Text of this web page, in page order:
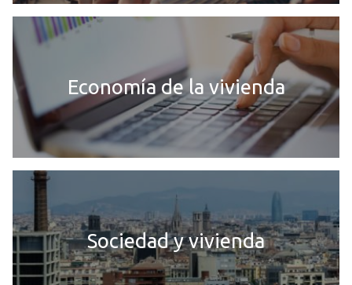
Economía de la vivienda
Sociedad y vivienda